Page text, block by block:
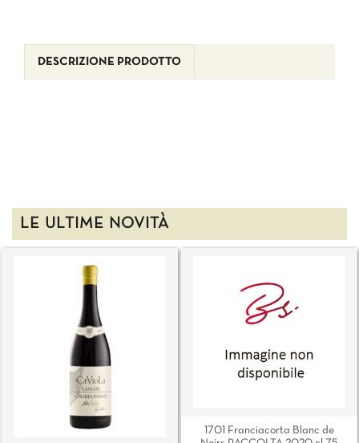
DESCRIZIONE PRODOTTO
LE ULTIME NOVITÀ
1701 Franciacorta Blanc de